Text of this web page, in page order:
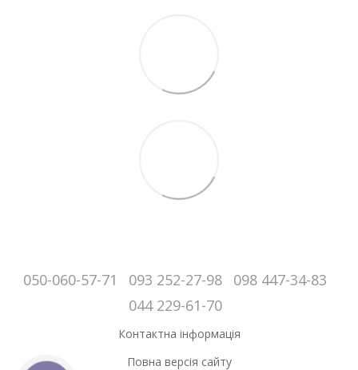
050-060-57-71 093 252-27-98
098 447-34-83
044 229-61-70
Контактна інформація
Повна версія сайту